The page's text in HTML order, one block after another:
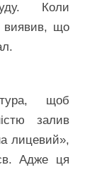
Коли
виявив, що
щоб
залив
лицевий»,
Адже ця